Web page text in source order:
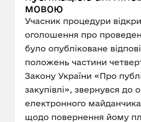
мовою
Учасник процедури
оголошення про
було опубліковане
положень частини
Закону України «Про
закупівлі», звернувся до
електронного
щодо повернення йому